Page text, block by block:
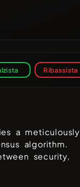
Ribassista
a meticulously
algorithm.
security,